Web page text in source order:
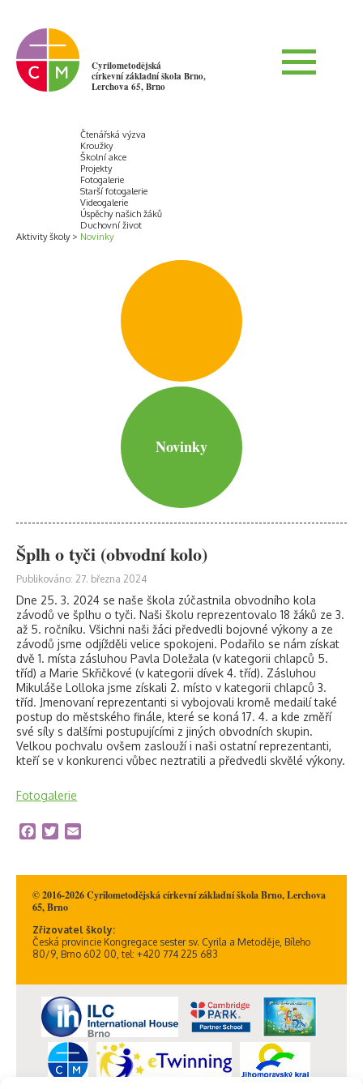
Cyrilometodějská
církevní základní škola Brno,
Lerchova 65, Brno
Aktivity školy
Čtenářská výzva
Kroužky
Školní akce
Projekty
Fotogalerie
Starší fotogalerie
Videogalerie
Úspěchy našich žáků
Duchovní život
Novinky
Novinky
Šplh o tyči (obvodní kolo)
Publikováno: 27. března 2024
Dne 25. 3. 2024 se naše škola zúčastnila obvodního kola
závodů ve šplhu o tyči. Naši školu reprezentovalo 18 žáků ze 3.
až 5. ročníku. Všichni naši žáci předvedli bojovné výkony a ze
závodů jsme odjížděli velice spokojeni. Podařilo se nám získat
dvě 1. místa zásluhou Pavla Doležala (v kategorii chlapců 5.
tříd) a Marie Skřičkové (v kategorii dívek 4. tříd). Zásluhou
Mikuláše Lolloka jsme získali 2. místo v kategorii chlapců 3.
tříd. Jmenovaní reprezentanti si vybojovali kromě medailí také
postup do městského finále, které se koná 17. 4. a kde změří
své síly s dalšími postupujícími z jiných obvodních skupin.
Velkou pochvalu ovšem zaslouží i naši ostatní reprezentanti,
kteří se v konkurenci vůbec neztratili a předvedli skvělé výkony.
Fotogalerie
Facebook
Twitter
© 2016-2026 Cyrilometodějská církevní základní škola Brno, Lerchova
65, Brno
Zřizovatel školy:
Česká provincie Kongregace sester sv. Cyrila a Metoděje, Bíleho
80/9, Brno 602 00, tel: +420 774 225 683